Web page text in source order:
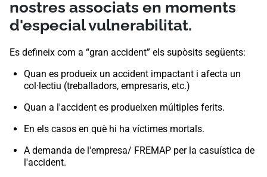
nostres associats en moments
d'especial vulnerabilitat.
Es defineix com a “gran accident” els supòsits següents:
Quan es produeix un accident impactant i afecta un
col·lectiu (treballadors, empresaris, etc.)
Quan a l'accident es produeixen múltiples ferits.
En els casos en què hi ha víctimes mortals.
A demanda de l'empresa/ FREMAP per la casuística de
l'accident.